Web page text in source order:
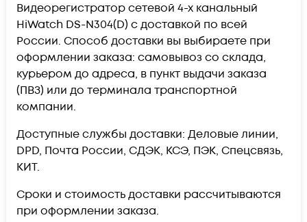
Видеорегистратор сетевой 4-х канальный
HiWatch DS-N304(D) c доставкой по всей
России. Способ доставки вы выбираете при
оформлении заказа: самовывоз со склада,
курьером до адреса, в пункт выдачи заказа
(ПВЗ) или до терминала транспортной
компании.
Доступные службы доставки: Деловые линии,
DPD, Почта России, СДЭК, КСЭ, ПЭК, Спецсвязь,
КИТ.
Сроки и стоимость доставки рассчитываются
при оформлении заказа.